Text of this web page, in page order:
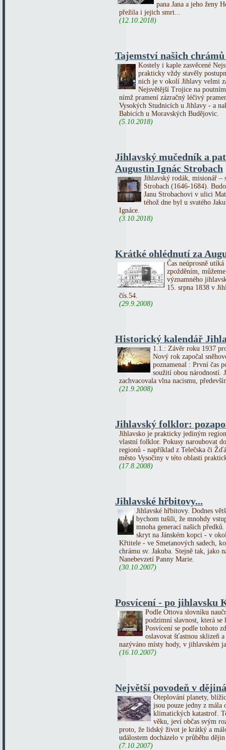
pana Jana a jeho ženy
přežila i jejich smrt...
(12.10.2018)
Tajemství našich
Kostely i kaple zasvěcené
prakticky vždy stavěly
nich je v okolí Jihlavy velmi
Nejsvětější Trojice na
nímž pramení zázračný léčivý
Vysokých Studnicích u Jihlavy - a
Babicích u Moravských Budějovic.
(5.10.2018)
Jihlavský mučedník a
Augustin Ignác Strobach
Jihlavský rodák, misionář –
Strobach (1646-1684).
Janu Strobachovi v ulici
téhož dne byl u svatého
Ignáce.
(3.10.2018)
Krátké ohlédnutí za
Čas neúprosně
zpožděním,
významného
15. srpna 1838 v
čís.54.
(29.9.2008)
Historický kalendář
1.1.: Závěr roku 1937
Nový rok započal
poznamenal : První čas
soužití obou národností.
zachvacovala vlna nacismu,
(21.9.2008)
Jihlavský folklor:
Jihlavsko je prakticky jediným
vlastní folklor. Pokusy naroubovat
regionů - například z Telečska či
město Vysočiny v této oblasti
(17.8.2008)
Jihlavské hřbitovy...
Jihlavské hřbitovy. Dodnes
bychom tušili, že mnohdy
mnoha generací našich
skryt na Jánském kopci - v
Křtitele - ve Smetanových sadech,
chrámu sv. Jakuba. Stejně tak, jako
Nanebevzetí Panny Marie.
(30.10.2007)
Posvícení - po jihlavsku
Podle Ottova slovníku
podzimní slavnost, která se
Posvícení se podle tohoto
oslavovat šťastnou sklizeň
nazýváno místy hody, v jihlavském
(16.10.2007)
Největší povodeň v
Oteplování planety,
jsou pouze jedny z mála
klimatických katastrof.
věku, jeví občas svým
proto, že lidský život je krátký a
událostem docházelo v průběhu
(7.10.2007)